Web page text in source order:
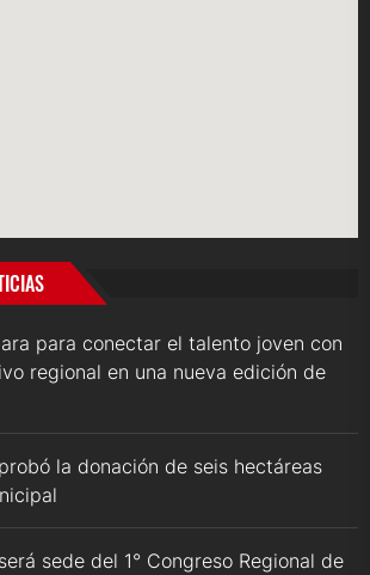
para conectar el talento joven con
regional en una nueva edición de
la donación de seis hectáreas
sede del 1° Congreso Regional de